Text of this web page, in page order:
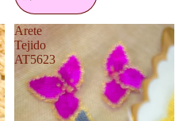
Arete
Tejido
AT5623